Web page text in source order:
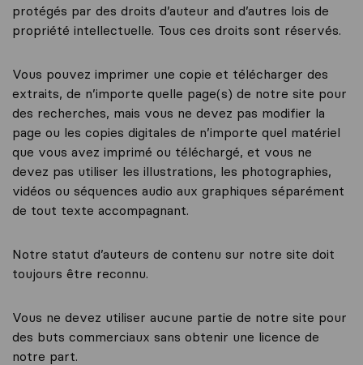
protégés par des droits d’auteur and d’autres lois de
propriété intellectuelle. Tous ces droits sont réservés.
Vous pouvez imprimer une copie et télécharger des
extraits, de n’importe quelle page(s) de notre site pour
des recherches, mais vous ne devez pas modifier la
page ou les copies digitales de n’importe quel matériel
que vous avez imprimé ou téléchargé, et vous ne
devez pas utiliser les illustrations, les photographies,
vidéos ou séquences audio aux graphiques séparément
de tout texte accompagnant.
Notre statut d’auteurs de contenu sur notre site doit
toujours être reconnu.
Vous ne devez utiliser aucune partie de notre site pour
des buts commerciaux sans obtenir une licence de
notre part.